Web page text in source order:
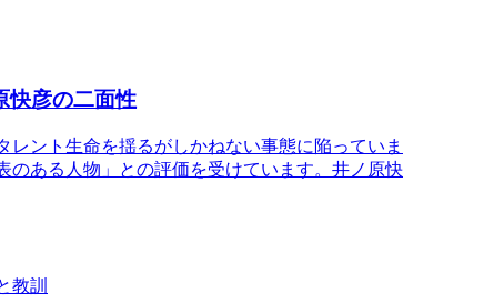
快彦の二面性
ント生命を揺るがしかねない事態に陥っていま
ある人物」との評価を受けています。井ノ原快
教訓